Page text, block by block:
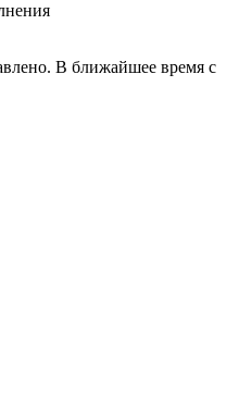
В ближайшее время с